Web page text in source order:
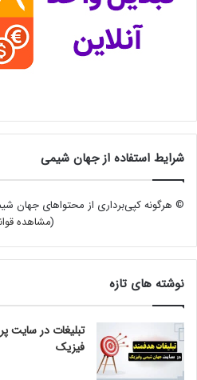
شرایط استفاده از جهان شیمی
© هرگونه کپی‌برداری از محتواهای جهان
(مشاهده
نوشته های تازه
تبلیغات در
فیزیک